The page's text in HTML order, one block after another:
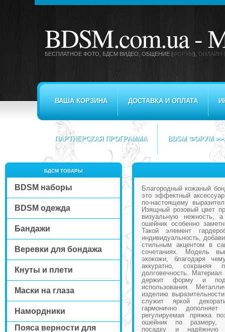
BDSM.com.ua -
БЕСПЛАТНОЕ ФОТО, БДСМ ВИДЕО , ОБЩЕНИЕ (ФОРУМ), ОНЛАЙН-
ВАША КОРЗИНА ДОСТАВКА И ОПЛАТА
ПАРТНЕРСКАЯ ПРОГРАММА BDSM ФОРУМ
БДСМ ТОВАРЫ
BDSM наборы
BDSM одежда
Бандажи
Веревки для бондажа
Кнуты и плети
Маски на глаза
Намордники
Пояса верности для
Благородный кожаный
это эффектный
по-настоящему
Изящный розовый цвет
визуальную нежность,
ошейник особенно
Такой элемент
индивидуальность,
стильным акцентом в
сочетаниях. Модель
экокожи, благодаря
аккуратно,
долговечность.
держит форму и
использования.
изделию
служит яркой
гармонично
регулируемая пряжка
ошейник по размеру,
посадку и надёжную